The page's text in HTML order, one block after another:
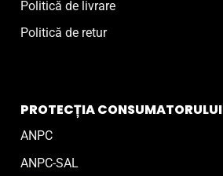
Politică de livrare
Politică de retur
PROTECȚIA CONSUMATORULUI
ANPC
ANPC-SAL